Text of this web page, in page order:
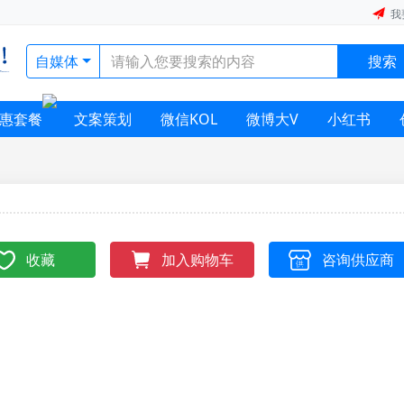
我
自媒体 搜索
套餐 文案策划 微信KOL 微博大V 小红书
收藏 加入购物车 咨询供应商